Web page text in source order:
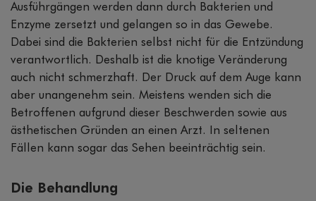
Ausführgängen werden dann durch Bakterien und
Enzyme zersetzt und gelangen so in das Gewebe.
Dabei sind die Bakterien selbst nicht für die Entzündung
verantwortlich. Deshalb ist die knotige Veränderung
auch nicht schmerzhaft. Der Druck auf dem Auge kann
aber unangenehm sein. Meistens wenden sich die
Betroffenen aufgrund dieser Beschwerden sowie aus
ästhetischen Gründen an einen Arzt. In seltenen
Fällen kann sogar das Sehen beeinträchtig sein.
Die Behandlung